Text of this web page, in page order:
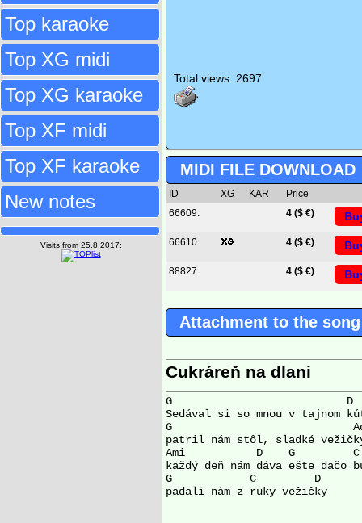
Top karaoke
Top XG midi
Top XG karaoke
Top XF midi
Top XF karaoke
New notes
Visits from 25.8.2017:
Total views: 2697
MIDI FILE DOWNLOAD
ID XG KAR
Price
66609.
4 ($ €)
66610. 4 ($ €)
88827. 4 ($ €)
Attachment to the song
Cukráreň na dlani
G                           D
Sedával si so mnou v tajnom
G
patril nám stôl, sladké
Ami           D    G         C
každý deň nám dáva ešte dačo
G            C         D
padali nám z ruky vežičky